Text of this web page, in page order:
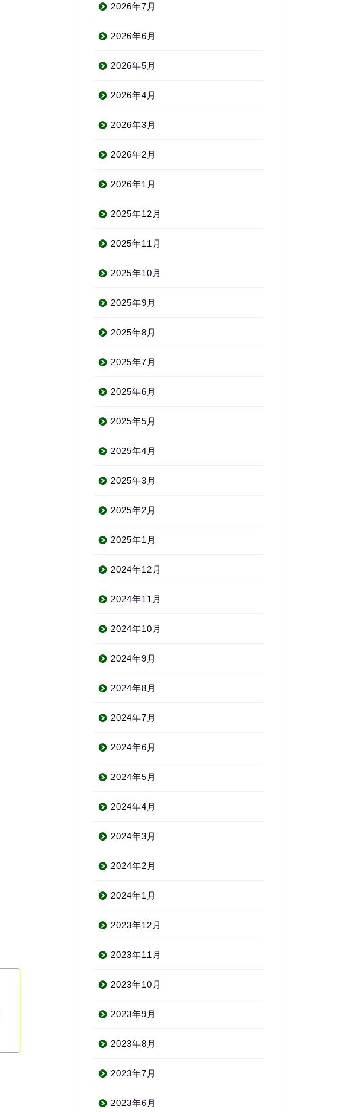
2026年7月
2026年6月
2026年5月
2026年4月
2026年3月
2026年2月
2026年1月
2025年12月
2025年11月
2025年10月
2025年9月
2025年8月
2025年7月
2025年6月
2025年5月
2025年4月
2025年3月
2025年2月
2025年1月
2024年12月
2024年11月
2024年10月
2024年9月
2024年8月
2024年7月
2024年6月
2024年5月
2024年4月
2024年3月
2024年2月
2024年1月
2023年12月
2023年11月
2023年10月
2023年9月
2023年8月
2023年7月
2023年6月